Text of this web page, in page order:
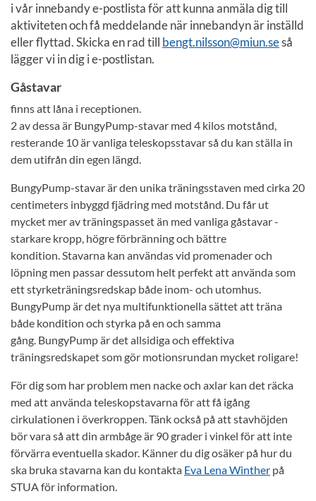
i vår innebandy e-postlista för att kunna anmäla dig till
aktiviteten och få meddelande när innebandyn är inställd
eller flyttad. Skicka en rad till bengt.nilsson@miun.seså
lägger vi in dig i e-postlistan.
Gåstavar
finns att låna i receptionen.
2 av dessa är BungyPump-stavar med 4 kilos motstånd,
resterande 10 är vanliga teleskopsstavar så du kan ställa in
dem utifrån din egen längd.
BungyPump-stavar är den unika träningsstaven med cirka 20
centimeters inbyggd fjädring med motstånd. Du får ut
mycket mer av träningspasset än med vanliga gåstavar -
starkare kropp, högre förbränning och bättre
kondition. Stavarna kan användas vid promenader och
löpning men passar dessutom helt perfekt att använda som
ett styrketräningsredskap både inom- och utomhus.
BungyPump är det nya multifunktionella sättet att träna
både kondition och styrka på en och samma
gång. BungyPump är det allsidiga och effektiva
träningsredskapet som gör motionsrundan mycket roligare!
För dig som har problem men nacke och axlar kan det räcka
med att använda teleskopstavarna för att få igång
cirkulationen i överkroppen. Tänk också på att stavhöjden
bör vara så att din armbåge är 90 grader i vinkel för att inte
förvärra eventuella skador. Känner du dig osäker på hur du
ska bruka stavarna kan du kontakta Eva Lena Winther på
STUA för information.